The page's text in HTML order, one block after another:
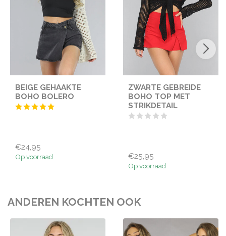
BEIGE GEHAAKTE
BOHO BOLERO
€24,95
Op voorraad
ZWARTE GEBREIDE
BOHO TOP MET
STRIKDETAIL
€25,95
Op voorraad
ANDEREN KOCHTEN OOK